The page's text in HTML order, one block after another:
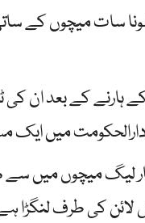
ہارنے کے بعد ان
دارالحکومت میں
ہے اور 2019 کے بعد پہلا